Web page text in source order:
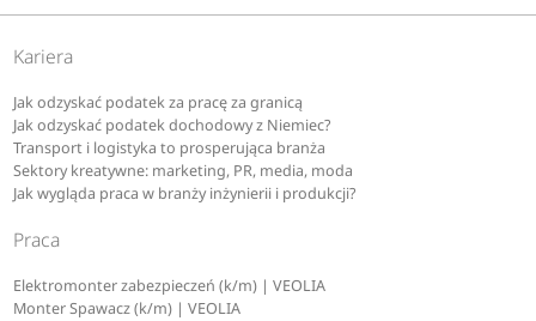
Kariera
Jak odzyskać podatek za pracę za granicą
Jak odzyskać podatek dochodowy z Niemiec?
Transport i logistyka to prosperująca branża
Sektory kreatywne: marketing, PR, media, moda
Jak wygląda praca w branży inżynierii i produkcji?
Praca
Elektromonter zabezpieczeń (k/m) | VEOLIA
Monter Spawacz (k/m) | VEOLIA